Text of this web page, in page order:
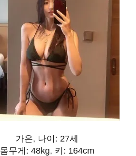
가은, 나이: 27세
몸무게: 48kg, 키: 164cm